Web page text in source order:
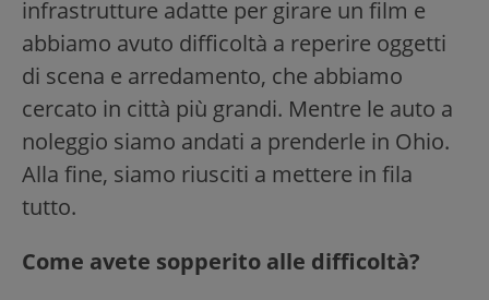
infrastrutture adatte per girare un film e
abbiamo avuto difficoltà a reperire oggetti
di scena e arredamento, che abbiamo
cercato in città più grandi. Mentre le auto a
noleggio siamo andati a prenderle in Ohio.
Alla fine, siamo riusciti a mettere in fila
tutto.
Come avete sopperito alle difficoltà?